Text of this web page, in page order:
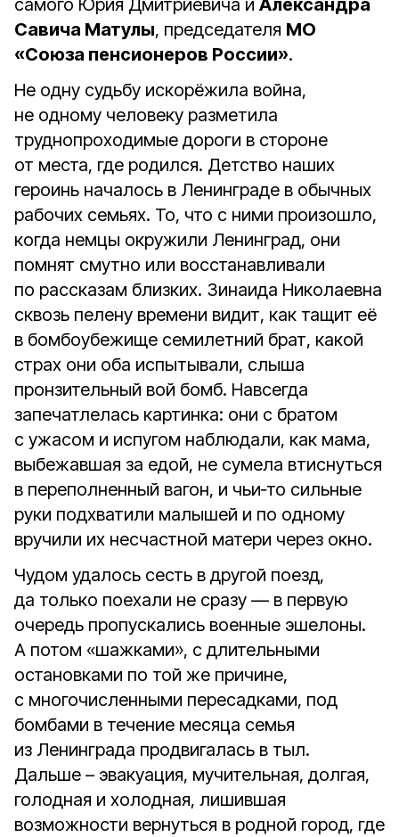
самого Юрия Дмитриевича и Александра
Савича Матулы, председателя МО
«Союза пенсионеров России».
Не одну судьбу искорёжила война,
не одному человеку разметила
труднопроходимые дороги в стороне
от места, где родился. Детство наших
героинь началось в Ленинграде в обычных
рабочих семьях. То, что с ними произошло,
когда немцы окружили Ленинград, они
помнят смутно или восстанавливали
по рассказам близких. Зинаида Николаевна
сквозь пелену времени видит, как тащит её
в бомбоубежище семилетний брат, какой
страх они оба испытывали, слыша
пронзительный вой бомб. Навсегда
запечатлелась картинка: они с братом
с ужасом и испугом наблюдали, как мама,
выбежавшая за едой, не сумела втиснуться
в переполненный вагон, и чьи‑то сильные
руки подхватили малышей и по одному
вручили их несчастной матери через окно.
Чудом удалось сесть в другой поезд,
да только поехали не сразу — в первую
очередь пропускались военные эшелоны.
А потом «шажками», с длительными
остановками по той же причине,
с многочисленными пересадками, под
бомбами в течение месяца семья
из Ленинграда продвигалась в тыл.
Дальше – эвакуация, мучительная, долгая,
голодная и холодная, лишившая
возможности вернуться в родной город, где